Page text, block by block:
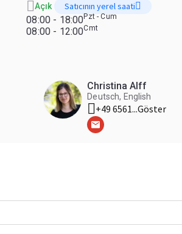
Açık Satıcının yerel saati
08:00 - 18:00Pzt - Cum
08:00 - 12:00Cmt
Christina Alff
Deutsch, English
+49 6561...Göster